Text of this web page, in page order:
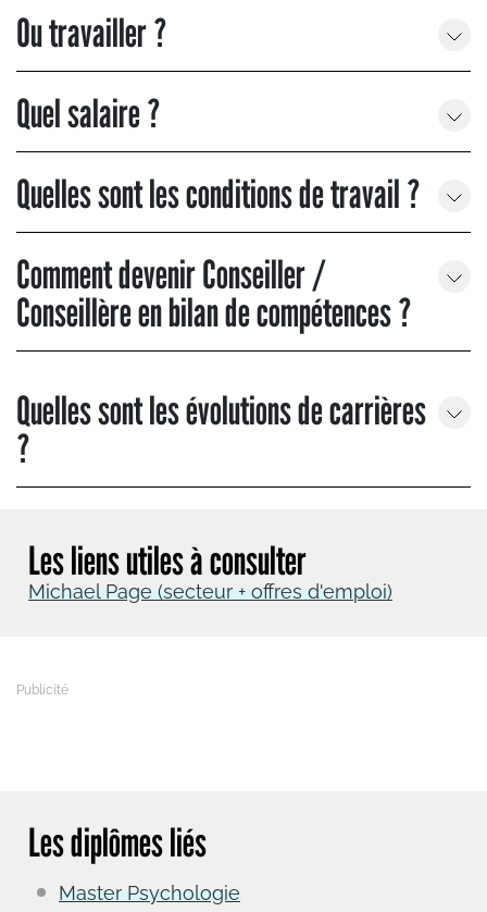
Ou travailler ?
Quel salaire ?
Quelles sont les conditions de travail ?
Comment devenir Conseiller /
Conseillère en bilan de compétences ?
Quelles sont les évolutions de carrières
?
Les liens utiles à consulter
Michael Page (secteur + offres d'emploi)
Les diplômes liés
Master Psychologie